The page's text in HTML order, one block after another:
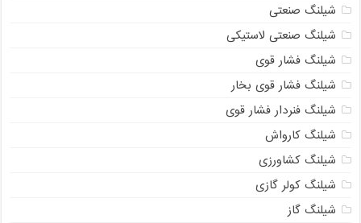
شیلنگ صنعتی
شیلنگ صنعتی لاستیکی
شیلنگ فشار قوی
شیلنگ فشار قوی بخار
شیلنگ فنردار فشار قوی
شیلنگ کارواش
شیلنگ کشاورزی
شیلنگ کولر گازی
شیلنگ گاز